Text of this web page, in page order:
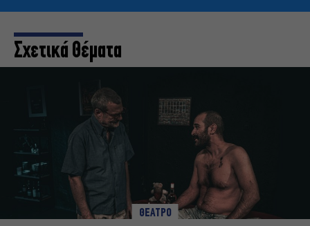
Σχετικά Θέματα
ΘΕΑΤΡΟ